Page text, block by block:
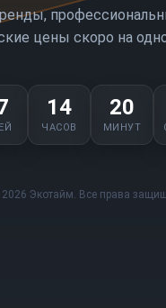
цены скоро на
14
ЧАСОВ
20
МИНУТ
Экотайм. Все права